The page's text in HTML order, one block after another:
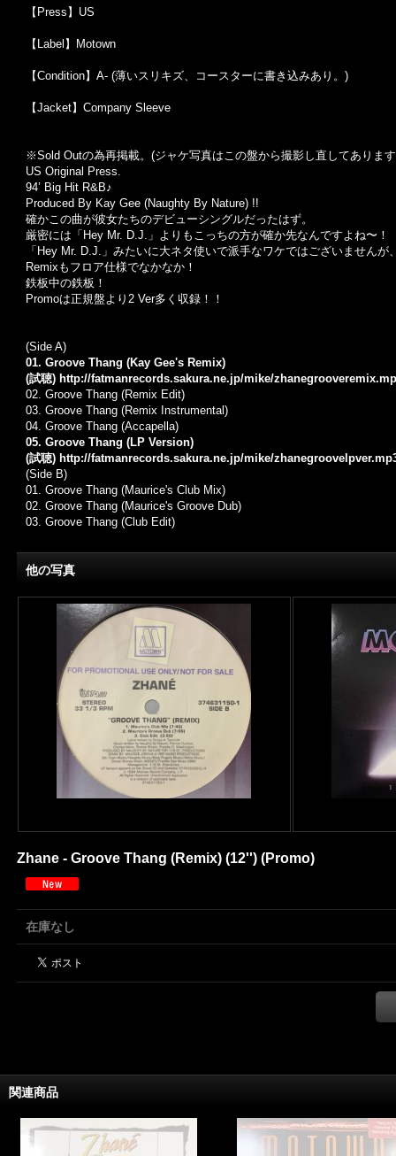
【Press】US
【Label】Motown
【Condition】A- (薄いスリキズ、コースターに書き込みあり。)
【Jacket】Company Sleeve
※Sold Outの為再掲載。 (ジャケ写真はこの盤から撮影し直してありま
US Original Press.
94’ Big Hit R&B♪
Produced By Kay Gee (Naughty By Nature) !!
確かこの曲が彼女たちのデビューシングルだったはず。
厳密には「Hey Mr. D.J.」よりもこっちの方が確か先なんですよね〜！
「Hey Mr. D.J.」みたいに大ネタ使いで派手なワケではございません
Remixもフロア仕様でなかなか！
鉄板中の鉄板！
Promoは正規盤より2 Ver多く収録！！
(Side A)
01. Groove Thang (Kay Gee's Remix)
(試聴) http://fatmanrecords.sakura.ne.jp/mike/
02. Groove Thang (Remix Edit)
03. Groove Thang (Remix Instrumental)
04. Groove Thang (Accapella)
05. Groove Thang (LP Version)
(試聴) http://fatmanrecords.sakura.ne.jp/mike/
(Side B)
01. Groove Thang (Maurice's Club Mix)
02. Groove Thang (Maurice's Groove Dub)
03. Groove Thang (Club Edit)
他の写真
Zhane - Groove Thang (Remix) (12'') (Promo)
在庫なし
関連商品